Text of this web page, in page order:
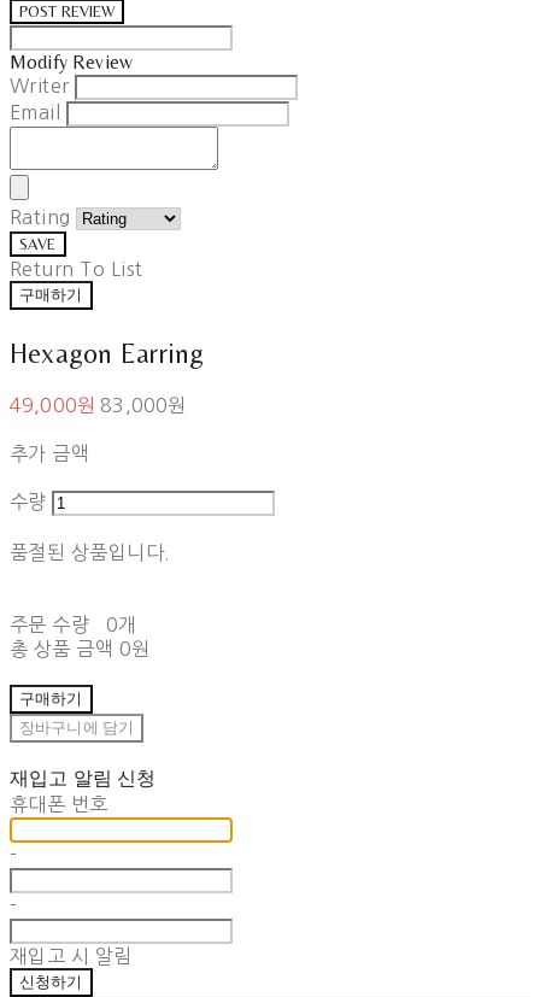
POST REVIEW
Modify Review
Writer
Email
Rating
SAVE
Return To List
구매하기
Hexagon Earring
49,000원 83,000원
추가 금액
수량
품절된 상품입니다.
주문 수량
0개
총 상품 금액 0원
구매하기
장바구니에 담기
재입고 알림 신청
휴대폰 번호
-
-
재입고 시 알림
신청하기